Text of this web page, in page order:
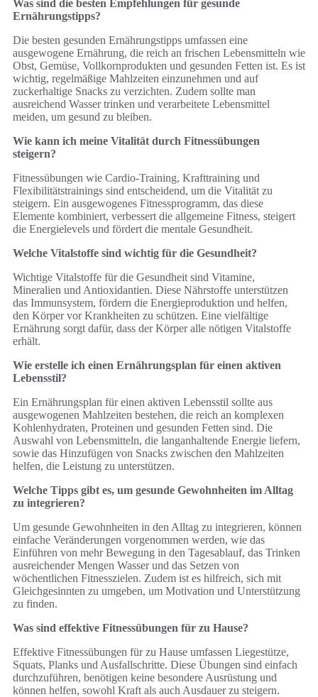
Was sind die besten Empfehlungen für gesunde
Ernährungstipps?
Die besten gesunden Ernährungstipps umfassen eine
ausgewogene Ernährung, die reich an frischen Lebensmitteln wie
Obst, Gemüse, Vollkornprodukten und gesunden Fetten ist. Es ist
wichtig, regelmäßige Mahlzeiten einzunehmen und auf
zuckerhaltige Snacks zu verzichten. Zudem sollte man
ausreichend Wasser trinken und verarbeitete Lebensmittel
meiden, um gesund zu bleiben.
Wie kann ich meine Vitalität durch Fitnessübungen
steigern?
Fitnessübungen wie Cardio-Training, Krafttraining und
Flexibilitätstrainings sind entscheidend, um die Vitalität zu
steigern. Ein ausgewogenes Fitnessprogramm, das diese
Elemente kombiniert, verbessert die allgemeine Fitness, steigert
die Energielevels und fördert die mentale Gesundheit.
Welche Vitalstoffe sind wichtig für die Gesundheit?
Wichtige Vitalstoffe für die Gesundheit sind Vitamine,
Mineralien und Antioxidantien. Diese Nährstoffe unterstützen
das Immunsystem, fördern die Energieproduktion und helfen,
den Körper vor Krankheiten zu schützen. Eine vielfältige
Ernährung sorgt dafür, dass der Körper alle nötigen Vitalstoffe
erhält.
Wie erstelle ich einen Ernährungsplan für einen aktiven
Lebensstil?
Ein Ernährungsplan für einen aktiven Lebensstil sollte aus
ausgewogenen Mahlzeiten bestehen, die reich an komplexen
Kohlenhydraten, Proteinen und gesunden Fetten sind. Die
Auswahl von Lebensmitteln, die langanhaltende Energie liefern,
sowie das Hinzufügen von Snacks zwischen den Mahlzeiten
helfen, die Leistung zu unterstützen.
Welche Tipps gibt es, um gesunde Gewohnheiten im Alltag
zu integrieren?
Um gesunde Gewohnheiten in den Alltag zu integrieren, können
einfache Veränderungen vorgenommen werden, wie das
Einführen von mehr Bewegung in den Tagesablauf, das Trinken
ausreichender Mengen Wasser und das Setzen von
wöchentlichen Fitnesszielen. Zudem ist es hilfreich, sich mit
Gleichgesinnten zu umgeben, um Motivation und Unterstützung
zu finden.
Was sind effektive Fitnessübungen für zu Hause?
Effektive Fitnessübungen für zu Hause umfassen Liegestütze,
Squats, Planks und Ausfallschritte. Diese Übungen sind einfach
durchzuführen, benötigen keine besondere Ausrüstung und
können helfen, sowohl Kraft als auch Ausdauer zu steigern.